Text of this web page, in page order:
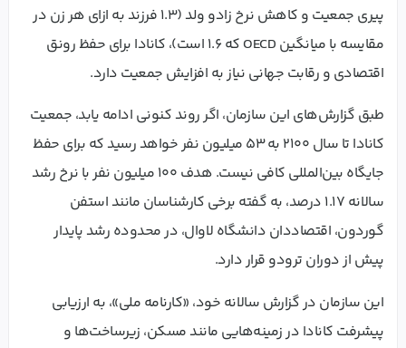
پیری جمعیت و کاهش نرخ زادو ولد (۱.۳ فرزند به ازای هر زن در
مقایسه با میانگین OECD که ۱.۶ است)، کانادا برای حفظ رونق
اقتصادی و رقابت جهانی نیاز به افزایش جمعیت دارد.
طبق گزارش‌های این سازمان، اگر روند کنونی ادامه یابد، جمعیت
کانادا تا سال ۲۱۰۰ به ۵۳ میلیون نفر خواهد رسید که برای حفظ
جایگاه بین‌المللی کافی نیست. هدف ۱۰۰ میلیون نفر با نرخ رشد
سالانه ۱.۱۷ درصد، به گفته برخی کارشناسان مانند استفن
گوردون، اقتصاددان دانشگاه لاوال، در محدوده رشد پایدار
پیش از دوران ترودو قرار دارد.
این سازمان در گزارش سالانه خود، «کارنامه ملی»، به ارزیابی
پیشرفت کانادا در زمینه‌هایی مانند مسکن، زیرساخت‌ها و